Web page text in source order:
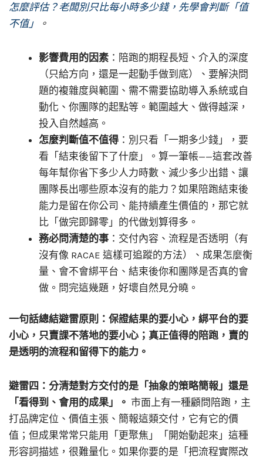
怎麼評估？老闆別只比每小時多少錢，先學會判斷「值
不值」
。
影響費用的因素 ：陪跑的期程長短、介入的深度
（只給方向，還是一起動手做到底）、要解決問
題的複雜度與範圍、需不需要協助導入系統或自
動化、你團隊的起點等。範圍越大、做得越深，
投入自然越高。
怎麼判斷值不值得 ：別只看「一期多少錢」，要
看「結束後留下了什麼」。算一筆帳——這套改善
每年幫你省下多少人力時數、減少多少出錯、讓
團隊長出哪些原本沒有的能力？如果陪跑結束後
能力是留在你公司、能持續產生價值的，那它就
比「做完即歸零」的代做划算得多。
務必問清楚的事 ：交付內容、流程是否透明（有
沒有像 RACAE 這樣可追蹤的方法）、成果怎麼衡
量、會不會綁平台、結束後你和團隊是否真的會
做。問完這幾題，好壞自然見分曉。
一句話總結避雷原則：保證結果的要小心，綁平台的要
小心，只賣課不落地的要小心；真正值得的陪跑，賣的
是透明的流程和留得下的能力。
避雷四：分清楚對方交付的是「抽象的策略簡報」還是
「看得到、會用的成果」。 市面上有一種顧問陪跑，主
打品牌定位、價值主張、簡報這類交付，它有它的價
值；但成果常常只能用「更聚焦」「開始動起來」這種
形容詞描述，很難量化。如果你要的是「把流程實際改